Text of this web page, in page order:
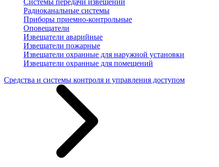
Системы передачи извещений
Радиоканальные системы
Приборы приемно-контрольные
Оповещатели
Извещатели аварийные
Извещатели пожарные
Извещатели охранные для наружной установки
Извещатели охранные для помещений
Средства и системы контроля и управления доступом